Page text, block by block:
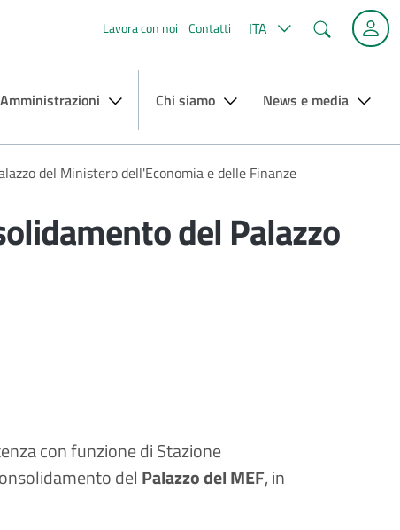
Lavora con noi Contatti ITA Cerca
Chi siamo News e media
del Ministero dell'Economia e delle Finanze
del Palazzo
con funzione di Stazione
del Palazzo del MEF, in